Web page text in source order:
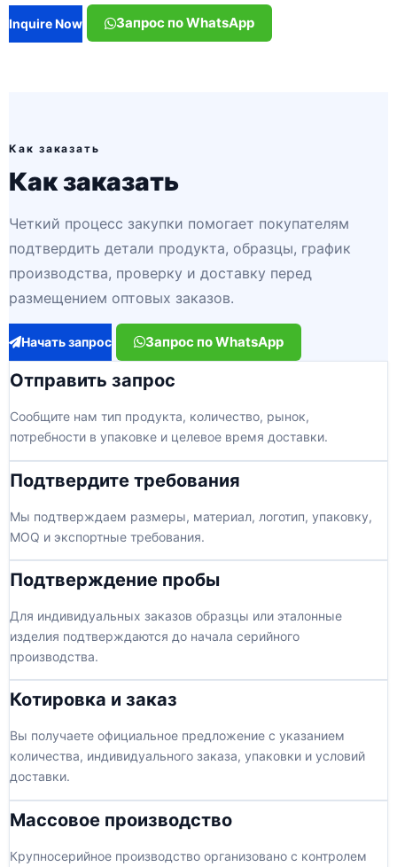
Inquire Now Запрос по WhatsApp
Как заказать
Как заказать
Четкий процесс закупки помогает покупателям
подтвердить детали продукта, образцы, график
производства, проверку и доставку перед
размещением оптовых заказов.
Начать запрос Запрос по WhatsApp
Отправить запрос
Сообщите нам тип продукта, количество, рынок,
потребности в упаковке и целевое время доставки.
Подтвердите требования
Мы подтверждаем размеры, материал, логотип, упаковку,
MOQ и экспортные требования.
Подтверждение пробы
Для индивидуальных заказов образцы или эталонные
изделия подтверждаются до начала серийного
производства.
Котировка и заказ
Вы получаете официальное предложение с указанием
количества, индивидуального заказа, упаковки и условий
доставки.
Массовое производство
Крупносерийное производство организовано с контролем